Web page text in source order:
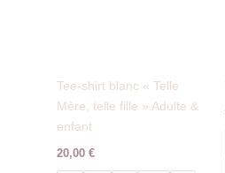
Tee-shirt blanc « Telle
Mère, telle fille » Adulte &
enfant
20,00 €